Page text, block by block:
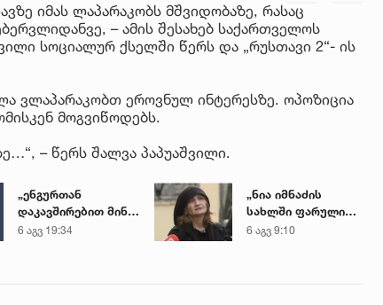
იმას ლაპარაკობს მშვიდობაზე, რასაც
– ამის შესახებ საქართველოს
სოციალურ ქსელში წერს და „რუსთავი 2“- ის
ვლაპარაკობთ ეროვნულ ინტერესზე. ოპოზიცია
მოგვიწოდებს.
– წერს შალვა პაპუაშვილი.
„ენგურთან
დაკავშირებით მინდა
ვთქვა...“ - გოგა
6 აგვ 19:34
„ნია იმნაძის
სახლში ფარული
მოსასმენი იყო
6 აგვ 9:10